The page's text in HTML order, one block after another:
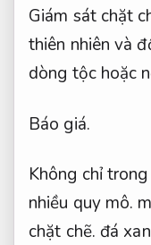
Giám sát chặt
thiên nhiên và
dòng tộc hoặc
Báo giá.
Không chỉ
nhiều quy mô.
chặt chẽ. đá